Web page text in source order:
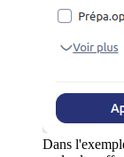
Dans